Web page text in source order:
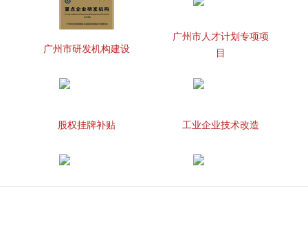
广州市研发机构建设
广州市人才计划专项项
目
股权挂牌补贴 工业企业技术改造